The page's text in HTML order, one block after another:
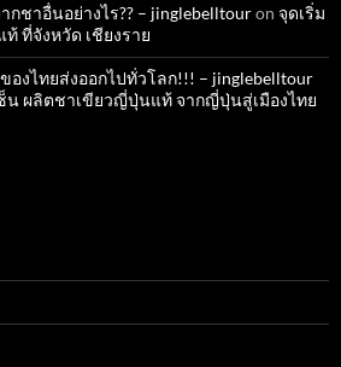
ชาอื่นอย่างไร?? – jinglebelltouron จุดเริ่ม
ที่จังหวัด เชียงราย
งไทยส่งออกไปทั่วโลก!!! – jinglebelltour
น ผลิตชาเขียวญี่ปุ่นแท้ จากญี่ปุ่นสู่เมืองไทย